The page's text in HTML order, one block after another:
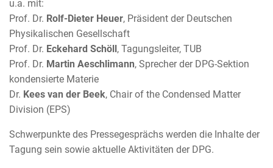
u.a. mit:
Prof. Dr. Rolf-Dieter Heuer, Präsident der Deutschen
Physikalischen Gesellschaft
Prof. Dr. Eckehard Schöll , Tagungsleiter, TUB
Prof. Dr. Martin Aeschlimann, Sprecher der DPG-Sektion
kondensierte Materie
Dr. Kees van der Beek, Chair of the Condensed Matter
Division (EPS)
Schwerpunkte des Pressegesprächs werden die Inhalte der
Tagung sein sowie aktuelle Aktivitäten der DPG.